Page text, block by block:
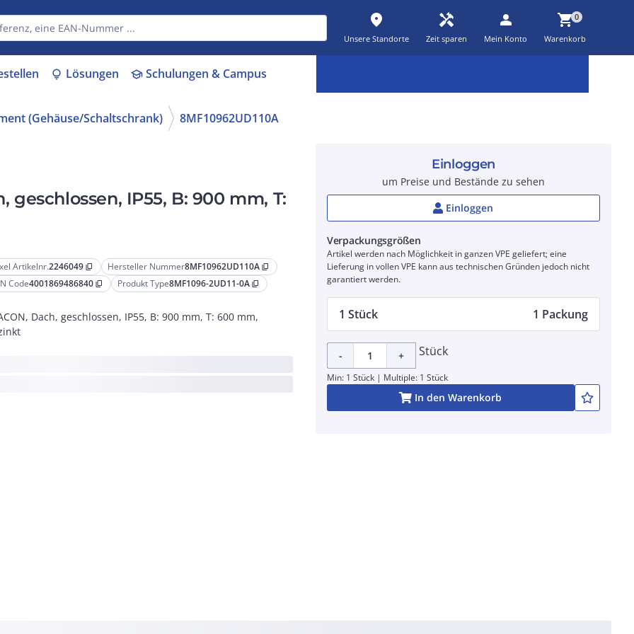
place
Unsere Standorte
handyman
Zeit sparen
person
Mein Konto
shopping_cart0
Warenkorb
lightbulb Lösungen schoolSchulungen & Campus
(Gehäuse/Schaltschrank) 8MF10962UD110A
geschlossen, IP55, B: 900 mm, T:
Artikelnr.2246049 content_copy Hersteller Nummer8MF10962UD110A content_copy
Code4001869486840 content_copy Produkt Type8MF1096-2UD11-0A content_copy
Dach, geschlossen, IP55, B: 900 mm, T: 600 mm,
Einloggen
um Preise und Bestände zu sehen
Einloggen
Verpackungsgrößen
Artikel werden nach Möglichkeit in ganzen VPE geliefert; eine
Lieferung in vollen VPE kann aus technischen Gründen jedoch nicht
garantiert werden.
1 Stück 1 Packung
- + Stück
Min: 1 Stück | Multiple: 1 Stück
In den Warenkorb